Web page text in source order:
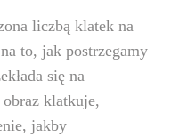
liczbą klatek na
to, jak postrzegamy
się na
obraz klatkuje,
jakby